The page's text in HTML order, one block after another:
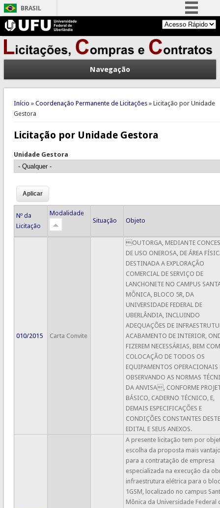
BRASIL
Simplifique!
Comunica BR
Participe
Acesso à informação
Legislação
Canais
Navegação
Você está aqui
Início » Coordenação Permanente de Licitações» Licitação por Unidade
Gestora
Licitação por Unidade Gestora
Unidade Gestora
Nº da
Licitação
Modalidade
Situação
Objeto
010/2015 Carta Convite
OUTORGA, MEDIANTE
DE USO ONEROSA, DE ÁREA
DESTINADA A EXPLORAÇÃO
COMERCIAL DE SERVIÇO DE
LANCHONETE NO CAMPUS
MÔNICA, BLOCO 5R, DA
UNIVERSIDADE FEDERAL DE
UBERLÂNDIA, INCLUINDO
ADEQUAÇÕES DE
ACABAMENTO DE INTERIOR,
FIZEREM NECESSÁRIAS, BEM
COLOCAÇÃO DE TODOS OS
EQUIPAMENTOS OPERACIONAIS
OBSERVANDO AS NORMAS
DA ANVISA, CONFORME
BÁSICO, CADERNO TÉCNICO, E,
DEMAIS ESPECIFICAÇÕES E
CONDIÇÕES CONSTANTES DESTE
EDITAL E SEUS ANEXOS.
A presente licitação tem por
escolha da proposta mais
para a contratação de empresa
especializada na execução da
infraestrutura elétrica para o
1GSM, localizado no campus
Mônica da Universidade Federal